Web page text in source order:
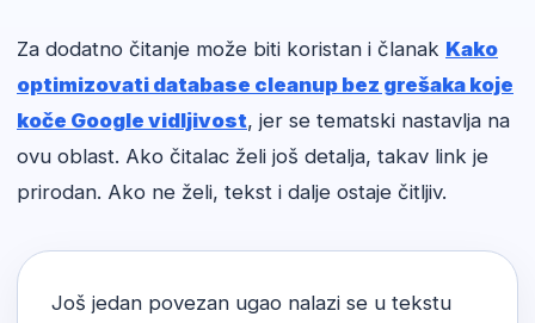
Za dodatno čitanje može biti koristan i članak Kako
optimizovati database cleanup bez grešaka koje
koče Google vidljivost, jer se tematski nastavlja na
ovu oblast. Ako čitalac želi još detalja, takav link je
prirodan. Ako ne želi, tekst i dalje ostaje čitljiv.
Još jedan povezan ugao nalazi se u tekstu